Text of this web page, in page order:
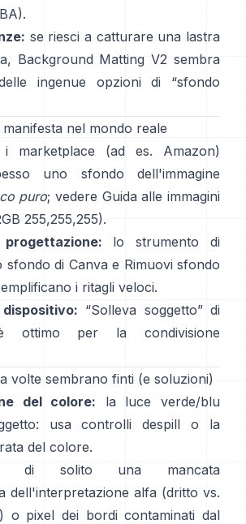
).
se riesci a catturare una lastra
Background Matting V2 sembra
ingenue opzioni di “sfondo
nel mondo reale
i marketplace (ad es. Amazon)
uno sfondo dell'immagine
puro; vedere Guida alle immagini
255,255,255).
lostrumento di
sfondo di Canvae Rimuovi sfondo
i ritagli veloci.
“Solleva soggetto” di
è ottimo per la condivisione
volte sembrano finti (e soluzioni)
del colore: la luce verde/blu
usa
controlli despill o la
del colore.
di solito una mancata
dell'interpretazione alfa (dritto vs.
o pixel dei bordi contaminati dal